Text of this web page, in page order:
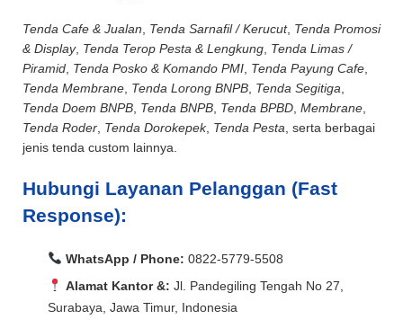
Tenda Cafe & Jualan Tenda Sarnafil / Kerucut, Tenda Promosi
& Display, Tenda Terop Pesta & Lengkung Tenda Limas /
Piramid Tenda Posko & Komando PMI Tenda Payung Cafe
Tenda Membrane Tenda Lorong BNPB Tenda Segitiga
Tenda Doem BNPB Tenda BNPB Tenda BPBD Membrane
Tenda Roder Tenda Dorokepek, Tenda Pesta , serta berbagai
jenis tenda custom lainnya.
Hubungi Layanan Pelanggan (Fast
Response):
WhatsApp / Phone: 0822-5779-5508
Alamat Kantor &: Jl. Pandegiling Tengah No 27,
Surabaya, Jawa Timur, Indonesia